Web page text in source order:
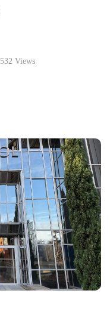
532 Views